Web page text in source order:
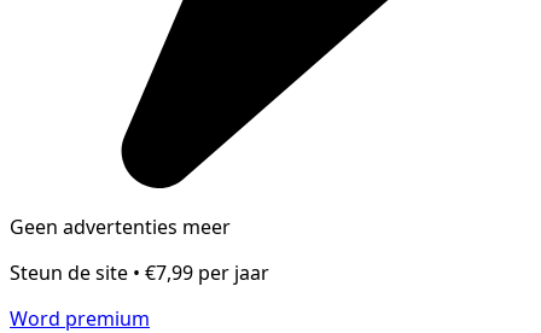
Geen advertenties meer
Steun de site • €7,99 per jaar
Word premium